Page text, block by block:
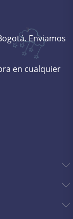
Enviamos
en cualquier